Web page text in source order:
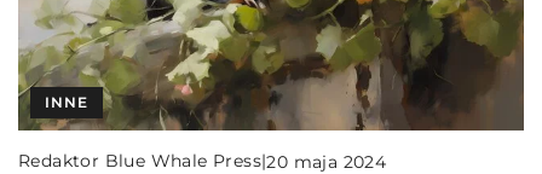
INNE
Redaktor Blue Whale Press|20 maja 2024